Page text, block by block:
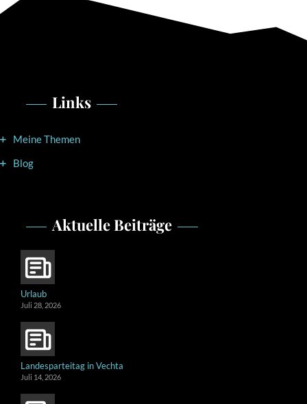
Links
Meine Themen
Blog
Aktuelle Beiträge
Urlaub
Juli 28, 2026
Landesparteitag in Vechta
Juli 14, 2026